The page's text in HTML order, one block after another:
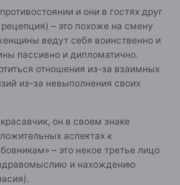
и они в гостях друг
– это похоже на смену
ведут себя воинственно и
пассивно и дипломатично.
отношения из-за взаимных
из-за невыполнения своих
он в своем знаке
аспектах к
– это некое третье лицо
и нахождению